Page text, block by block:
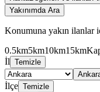
Yakınımda Ara
Konumuna yakın ilanlar
0.5km5km10km15km
İl Temizle
İlçe Temizle